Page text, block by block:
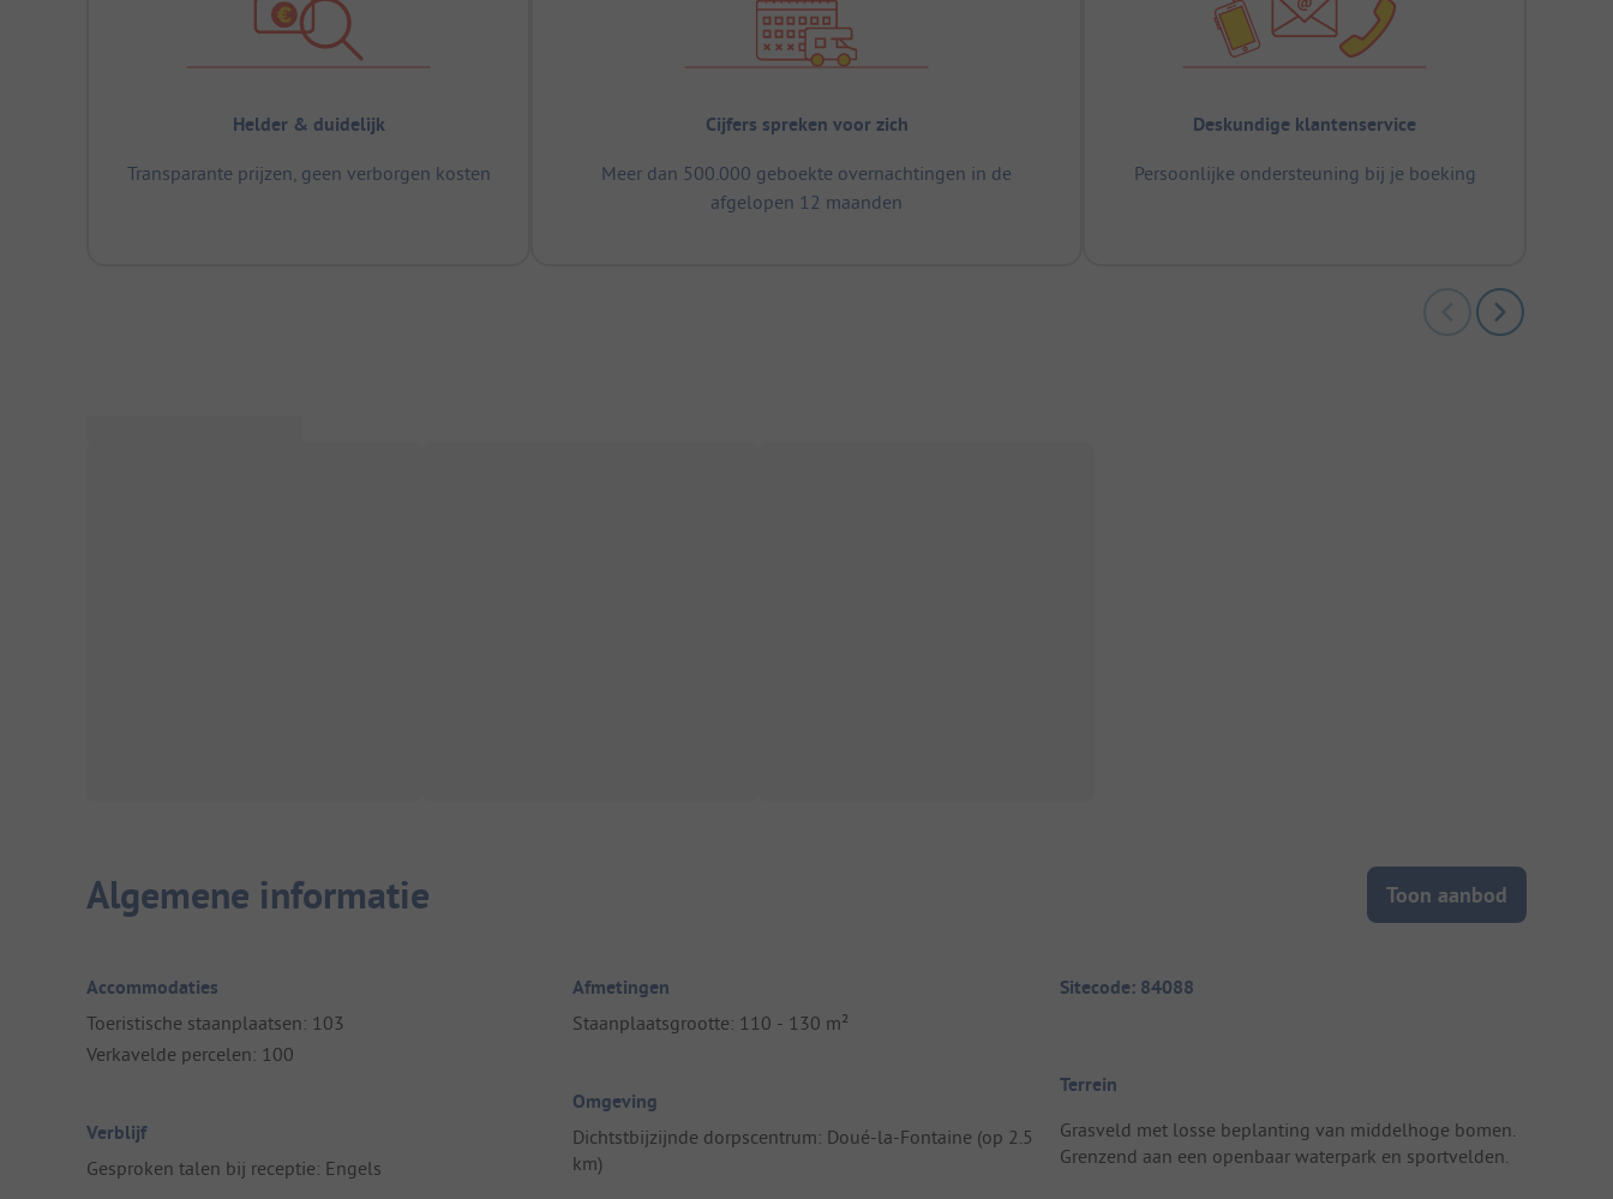
Helder & duidelijk
Transparante prijzen, geen verborgen kosten
Cijfers spreken voor zich
Meer dan 500.000 geboekte overnachtingen in de
afgelopen 12 maanden
Deskundige klantenservice
Persoonlijke ondersteuning bij je boeking
Algemene informatie Toon aanbod
Accommodaties
Toeristische staanplaatsen: 103
Verkavelde percelen: 100
Verblijf
Gesproken talen bij receptie: Engels
Afmetingen
Staanplaatsgrootte: 110 - 130 m²
Omgeving
Dichtstbijzijnde dorpscentrum: Doué-la-Fontaine (op 2.5
km)
Sitecode: 84088
Terrein
Grasveld met losse beplanting van middelhoge bomen.
Grenzend aan een openbaar waterpark en sportvelden.